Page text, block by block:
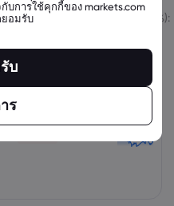
ซื้อ เปลี่ยนแปลง (%):
การใช้คุกกี้ของ markets.com
อมรับ
บ
ร